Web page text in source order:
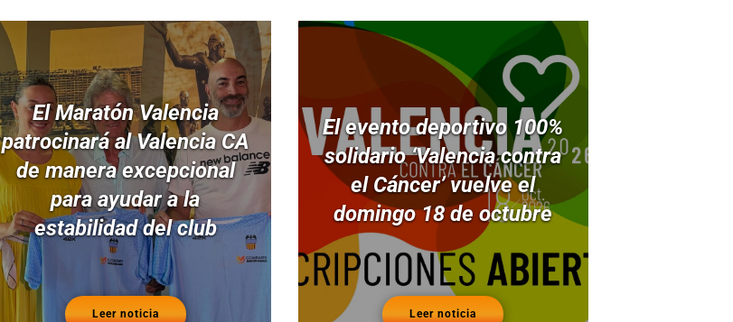
El Maratón Valencia
patrocinará al Valencia CA
de manera excepcional
para ayudar a la
estabilidad del club
Leer noticia
El evento deportivo 100%
solidario ‘Valencia contra
el Cáncer’ vuelve el
domingo 18 de octubre
Leer noticia